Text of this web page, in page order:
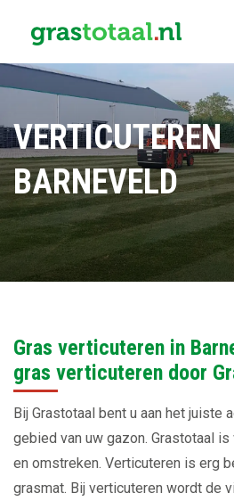
VERTICUTEREN
BARNEVELD
Gras verticuteren in
gras verticuteren door
Bij Grastotaal bent u aan het juiste
gebied van uw gazon. Grastotaal
en omstreken. Verticuteren is erg
grasmat. Bij verticuteren wordt de